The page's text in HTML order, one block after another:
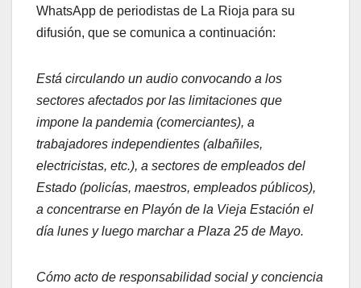
WhatsApp de periodistas de La Rioja para su
difusión, que se comunica a continuación:
Está circulando un audio convocando a los
sectores afectados por las limitaciones que
impone la pandemia (comerciantes), a
trabajadores independientes (albañiles,
electricistas, etc.), a sectores de empleados del
Estado (policías, maestros, empleados públicos),
a concentrarse en Playón de la Vieja Estación el
día lunes y luego marchar a Plaza 25 de Mayo.
Cómo acto de responsabilidad social y conciencia